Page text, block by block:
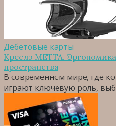
Дебетовые карты
Кресло МЕТТА.
пространства
В современном мире, где
играют ключевую роль,